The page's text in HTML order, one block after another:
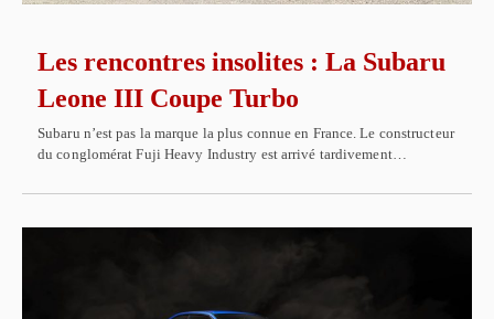
Les rencontres insolites : La Subaru
Leone III Coupe Turbo
Subaru n’est pas la marque la plus connue en France. Le constructeur
du conglomérat Fuji Heavy Industry est arrivé tardivement…